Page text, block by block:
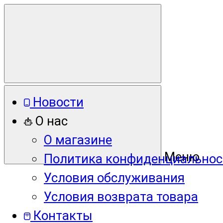
Меню
Новости
О нас
О магазине
Политика
Условия обслуживания
Условия возврата товара
Контакты